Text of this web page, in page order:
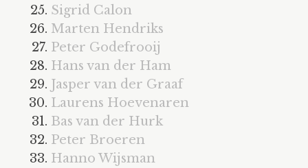
Sigrid Calon
Marten Hendriks
Peter Godefrooij
Hans van der Ham
Jasper van der Graaf
Laurens Hoevenaren
Bas van der Hurk
Peter Broeren
Hanno Wijsman